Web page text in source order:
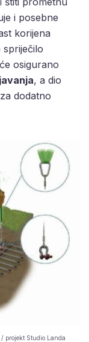
i posebne
korijena
spriječilo
osigurano
, a dio
dodatno
projekt Studio Landa